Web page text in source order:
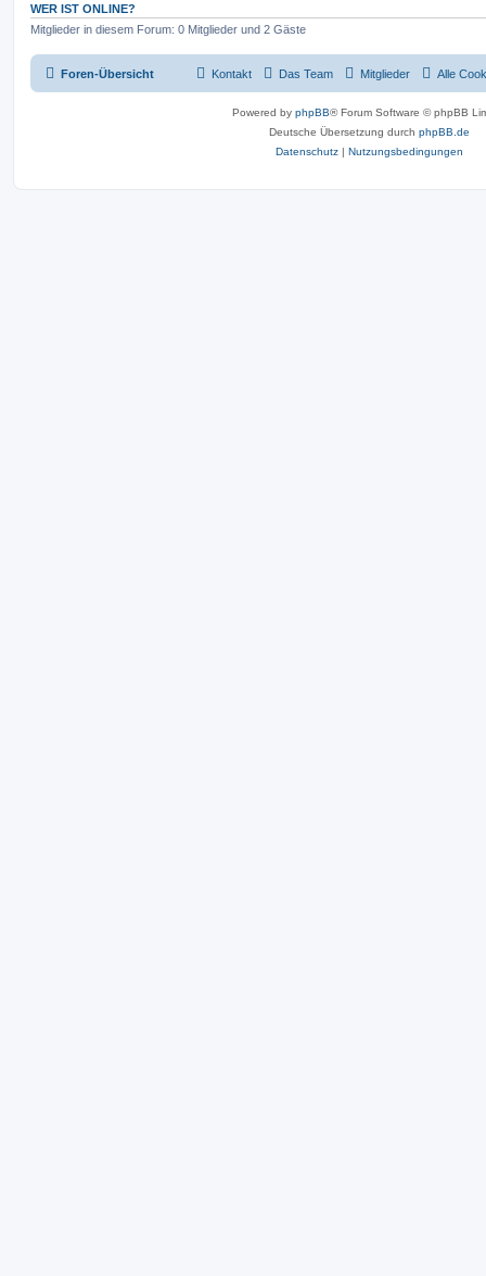
WER IST ONLINE?
Mitglieder in diesem Forum: 0 Mitglieder und 2 Gäste
Foren-Übersicht Alle
Mitglieder
Das Team
Kontakt
Powered by phpBB® Forum Software © phpBB
Deutsche Übersetzung durch phpBB.de
Datenschutz | Nutzungsbedingungen